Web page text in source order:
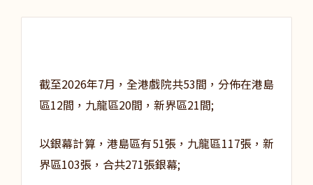
截至2026年7月，全港戲院共53間，分佈在港島
區12間，九龍區20間，新界區21間;
以銀幕計算，港島區有51張，九龍區117張，新
界區103張，合共271張銀幕;